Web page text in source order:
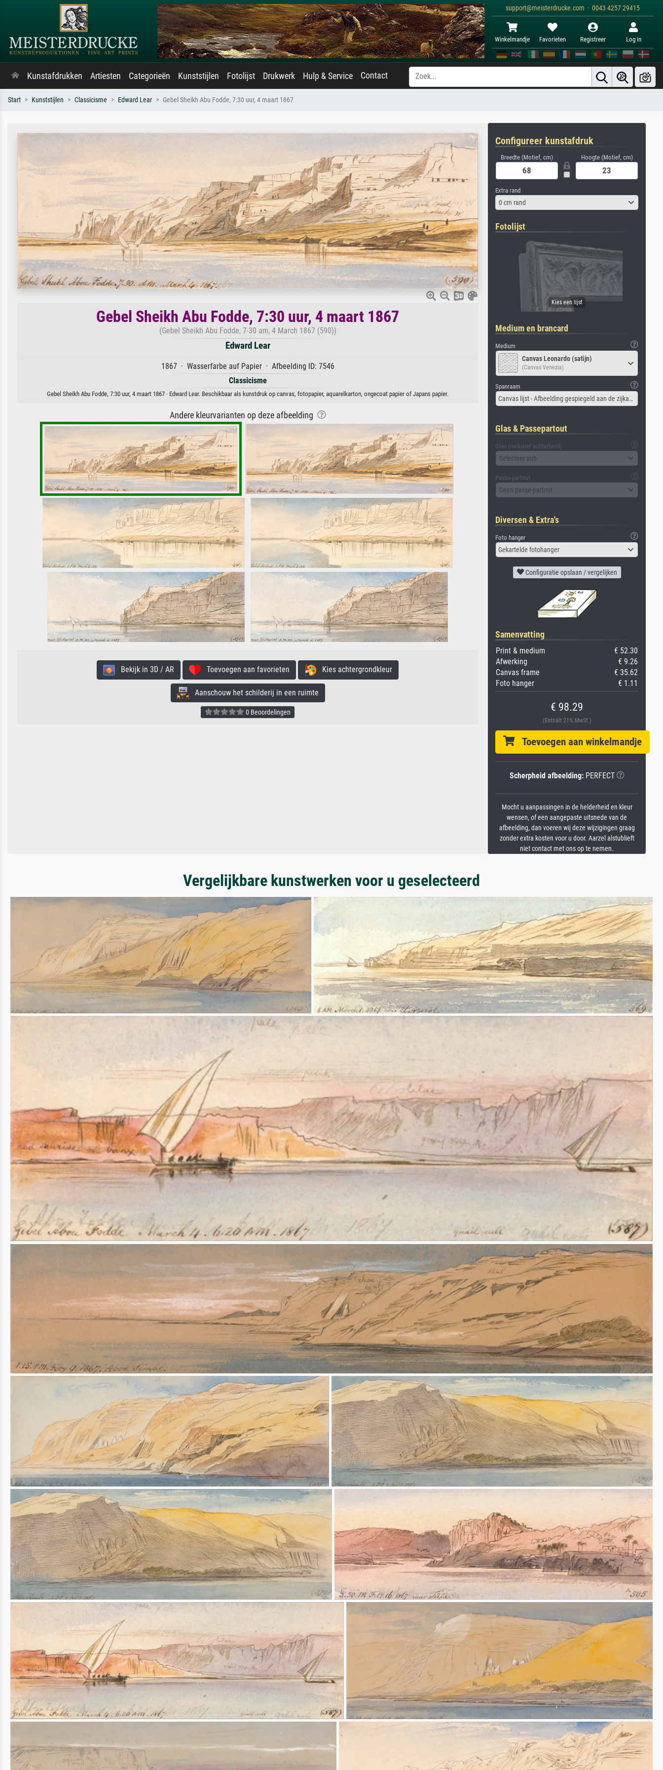
support@meisterdrucke.com · 0043 4257 29415
Winkelmandje Favorieten Registreer Log in
Kunstafdrukken Artiesten Categorieën Kunststijlen Fotolijst Drukwerk Hulp & Service Contact
Start Kunststijlen Classicisme Edward Lear Gebel Sheikh Abu Fodde, 7:30 uur, 4 maart 1867
Gebel Sheikh Abu Fodde, 7:30 uur, 4 maart 1867
(Gebel Sheikh Abu Fodde, 7-30 am, 4 March 1867 (590))
Edward Lear
1867 · Wasserfarbe auf Papier · Afbeelding ID: 7546
Classicisme
Gebel Sheikh Abu Fodde, 7:30 uur, 4 maart 1867 · Edward Lear. Beschikbaar als kunstdruk op canvas, fotopapier, aquarelkarton, ongecoat papier of Japans papier.
Andere kleurvarianten op deze afbeelding
Bekijk in 3D / AR Toevoegen aan favorieten Kies achtergrondkleur
Aanschouw het schilderij in een ruimte
0 Beoordelingen
Configureer kunstafdruk
Breedte (Motief, cm) Hoogte (Motief, cm)
Extra rand
0 cm rand
Fotolijst
Medium en brancard
Medium
Canvas Leonardo (satijn)
(Canvas Venezia)
Spanraam
Canvas lijst - Afbeelding gespiegeld aan de zijkant
Glas & Passepartout
Glas (inclusief achterbord)
Selecteer aub
Passe-partout
Geen passe-partout
Diversen & Extra's
Foto hanger
Gekartelde fotohanger
Configuratie opslaan / vergelijken
Samenvatting
Print & medium
€ 52.30
Afwerking
€ 9.26
Canvas frame
€ 35.62
Foto hanger
€ 1.11
€ 98.29
(Enthält 21% MwSt.)
Toevoegen aan winkelmandje
Scherpheid afbeelding:PERFECT
Mocht u aanpassingen in de helderheid en kleur
wensen, of een aangepaste uitsnede van de
afbeelding, dan voeren wij deze wijzigingen graag
zonder extra kosten voor u door. Aarzel alstublieft
niet contact met ons op te nemen.
Vergelijkbare kunstwerken voor u geselecteerd